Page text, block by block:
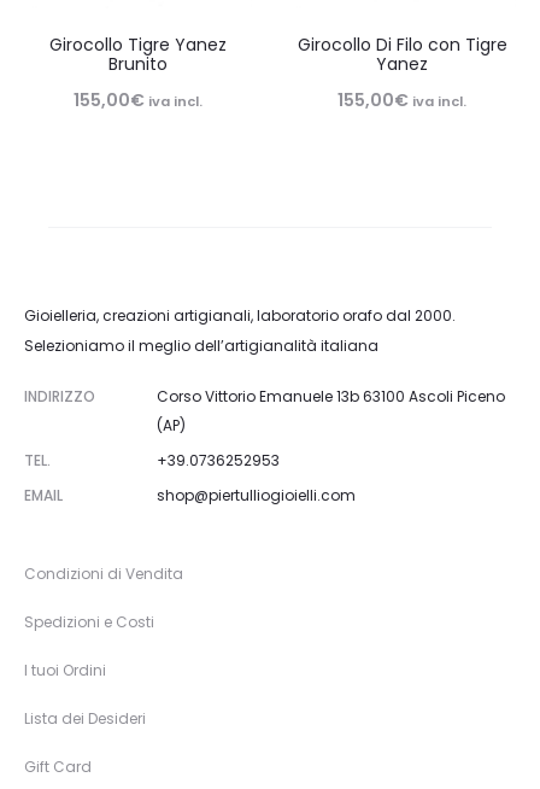
Girocollo Tigre Yanez
Brunito
155,00€ iva incl.
Girocollo Di Filo con Tigre
Yanez
155,00€ iva incl.
Gioielleria, creazioni artigianali, laboratorio orafo dal 2000.
Selezioniamo il meglio dell’artigianalità italiana
INDIRIZZO
Corso Vittorio Emanuele 13b 63100 Ascoli Piceno
(AP)
TEL.
+39.0736252953
EMAIL
shop@piertulliogioielli.com
Condizioni di Vendita
Spedizioni e Costi
I tuoi Ordini
Lista dei Desideri
Gift Card